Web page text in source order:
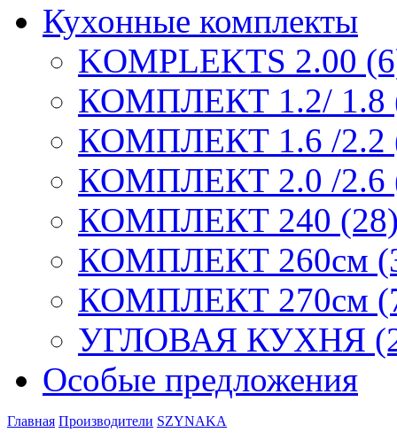
Кухонные комплекты
KOMPLEKTS 2.00
КОМПЛЕКТ 1.2/ 1.8
КОМПЛЕКТ 1.6 /2.2
КОМПЛЕКТ 2.0 /2.6
КОМПЛЕКТ 240
КОМПЛЕКТ 260см
КОМПЛЕКТ 270см
УГЛОВАЯ КУХНЯ
Особые предложения
Главная Производители SZYNAKA